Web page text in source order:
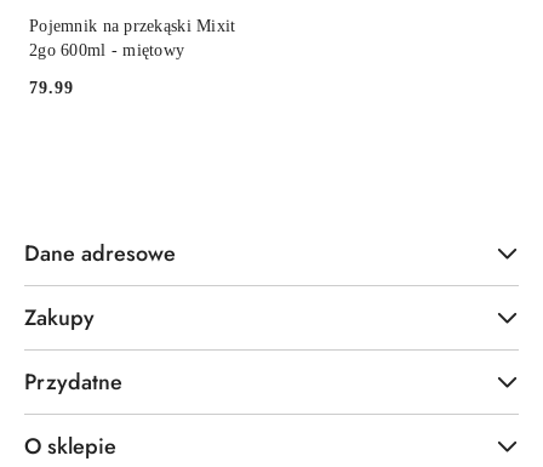
Pojemnik na przekąski Mixit
2go 600ml - miętowy
79.99
Dane adresowe
Zakupy
Przydatne
O sklepie